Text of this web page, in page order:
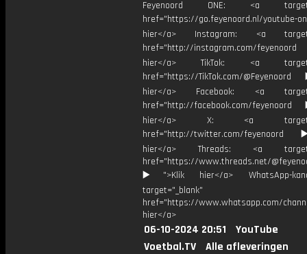
Feyenoord ONE: <a
href="https://go.feyenoord.nl/youtube-
hier</a> Instagram: <a
href="http://instagram.com/
hier</a> TikTok: <a
href="https://TikTok.com/
hier</a> Facebook: <a
href="http://facebook.com/
hier</a> X: <a
href="http://twitter.com/
hier</a> Threads: <a
href="https://www.threads.net/
▶️">Klik hier</a> WhatsApp-
target="_blank"
href="https://www.whatsapp.com/
hier</a>
06-10-2024 20:51
YouTube
Voetbal.TV
Alle afleveringen